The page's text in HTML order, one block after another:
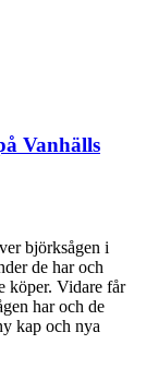
Vanhälls
björksågen i
de har och
köper. Vidare får
har och de
kap och nya